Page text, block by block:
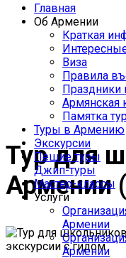
Главная
Об Армении
Краткая
Виза
Правила
Праздники
Армянская
Памятка
Туры в Армению
Экскурсии
Пешие туры
Джип-туры
Мастер-классы
Услуги
Армении
Армении
Тур для
Армении